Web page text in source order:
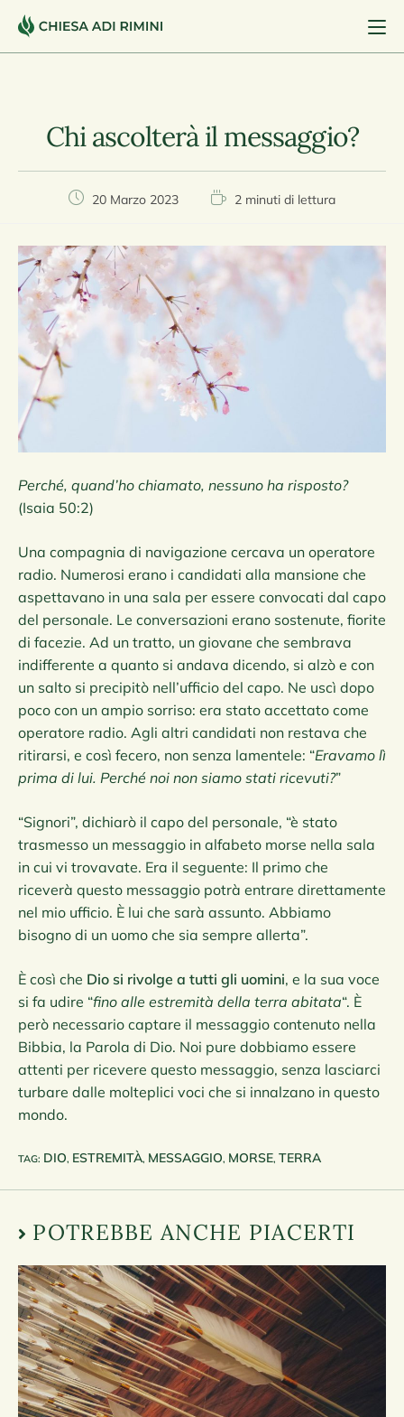
Chi ascolterà il messaggio?
20 Marzo 2023 2 minuti di lettura
Perché, quand’ho chiamato, nessuno ha risposto?
(Isaia 50:2)
Una compagnia di navigazione cercava un operatore
radio. Numerosi erano i candidati alla mansione che
aspettavano in una sala per essere convocati dal capo
del personale. Le conversazioni erano sostenute, fiorite
di facezie. Ad un tratto, un giovane che sembrava
indifferente a quanto si andava dicendo, si alzò e con
un salto si precipitò nell’ufficio del capo. Ne uscì dopo
poco con un ampio sorriso: era stato accettato come
operatore radio. Agli altri candidati non restava che
ritirarsi, e così fecero, non senza lamentele: “Eravamo lì
prima di lui. Perché noi non siamo stati ricevuti?”
“Signori”, dichiarò il capo del personale, “è stato
trasmesso un messaggio in alfabeto morse nella sala
in cui vi trovavate. Era il seguente: Il primo che
riceverà questo messaggio potrà entrare direttamente
nel mio ufficio. È lui che sarà assunto. Abbiamo
bisogno di un uomo che sia sempre allerta”.
È così che Dio si rivolge a tutti gli uomini, e la sua voce
si fa udire “fino alle estremità della terra abitata“. È
però necessario captare il messaggio contenuto nella
Bibbia, la Parola di Dio. Noi pure dobbiamo essere
attenti per ricevere questo messaggio, senza lasciarci
turbare dalle molteplici voci che si innalzano in questo
mondo.
TAG: DIO, ESTREMITÀ, MESSAGGIO, MORSE, TERRA
POTREBBE ANCHE PIACERTI